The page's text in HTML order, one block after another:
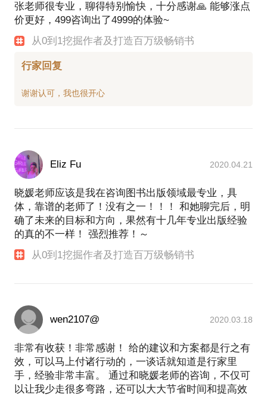
张老师很专业，聊得特别愉快，十分感谢🙏 能够涨点
价更好，499咨询出了4999的体验~
从0到1挖掘作者及打造百万级畅销书
行家回复
Eliz Fu 2020.04.21
晓媛老师应该是我在咨询图书出版领域最专业，具
体，靠谱的老师了！没有之一！！！ 和她聊完后，明
确了未来的目标和方向，果然有十几年专业出版经验
的真的不一样！ 强烈推荐！～
从0到1挖掘作者及打造百万级畅销书
wen2107@ 2020.03.18
非常有收获！非常感谢！ 给的建议和方案都是行之有
效，可以马上付诸行动的，一谈话就知道是行家里
手，经验非常丰富。 通过和晓媛老师的咨询，不仅可
以让我少走很多弯路，还可以大大节省时间和提高效